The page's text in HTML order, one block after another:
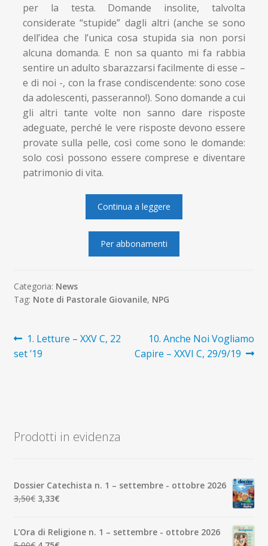
per la testa. Domande insolite, talvolta
considerate “stupide” dagli altri (anche se sono
dell’idea che l’unica cosa stupida sia non porsi
alcuna domanda. E non sa quanto mi fa rabbia
sentire un adulto sbarazzarsi facilmente di esse –
e di noi -, con la frase condiscendente: sono cose
da adolescenti, passeranno!). Sono domande a cui
gli altri tante volte non sanno dare risposte
adeguate, perché le vere risposte devono essere
provate sulla pelle, così come sono le domande:
solo così possono essere comprese e diventare
patrimonio di vita.
Continua a leggere
Per abbonamenti
Categoria: News
Tag: Note di Pastorale Giovanile, NPG
Navigazione
articoli
Articolo
precedente:
1. Letture – XXV C, 22
set ’19
Articolo
successivo:
10. Anche Noi Vogliamo
Capire – XXVI C, 29/9/19
Prodotti in evidenza
Dossier Catechista n. 1 – settembre - ottobre 2026
3,50€ Il
era:
3,33€Il
è:
L'Ora di Religione n. 1 – settembre - ottobre 2026